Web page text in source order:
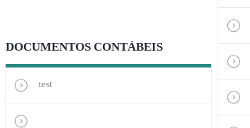
DOCUMENTOS CONTÁBEIS
test